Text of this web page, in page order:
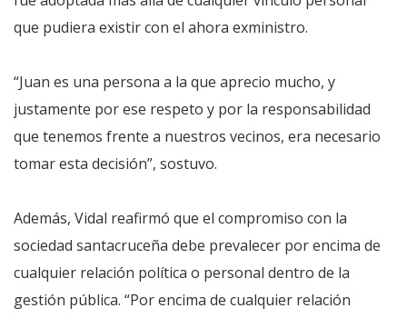
que pudiera existir con el ahora exministro.
“Juan es una persona a la que aprecio mucho, y
justamente por ese respeto y por la responsabilidad
que tenemos frente a nuestros vecinos, era necesario
tomar esta decisión”, sostuvo.
Además, Vidal reafirmó que el compromiso con la
sociedad santacruceña debe prevalecer por encima de
cualquier relación política o personal dentro de la
gestión pública. “Por encima de cualquier relación